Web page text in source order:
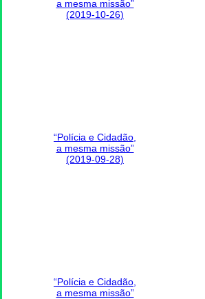
a mesma missão”
(2019-10-26)
“Polícia e Cidadão,
a mesma missão”
(2019-09-28)
“Polícia e Cidadão,
a mesma missão”